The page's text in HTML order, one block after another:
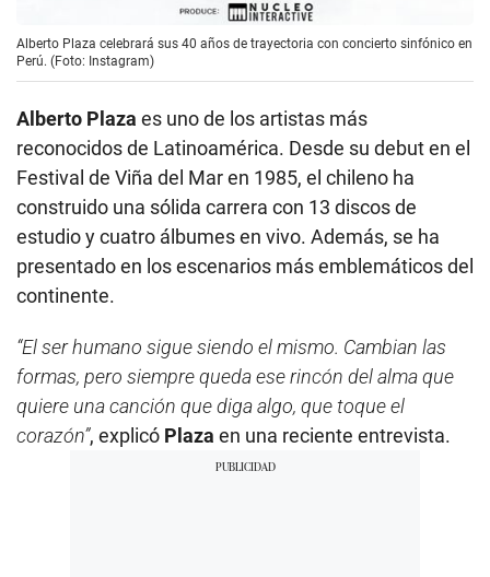
Alberto Plaza celebrará sus 40 años de trayectoria con concierto sinfónico en
Perú. (Foto: Instagram)
Alberto Plaza es uno de los artistas más
reconocidos de Latinoamérica. Desde su debut en el
Festival de Viña del Mar en 1985, el chileno ha
construido una sólida carrera con 13 discos de
estudio y cuatro álbumes en vivo. Además, se ha
presentado en los escenarios más emblemáticos del
continente.
“El ser humano sigue siendo el mismo. Cambian las
formas, pero siempre queda ese rincón del alma que
quiere una canción que diga algo, que toque el
corazón”, explicó Plaza en una reciente entrevista.